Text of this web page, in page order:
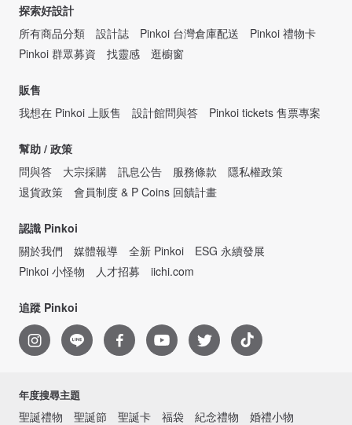
探索好設計
所有商品分類
設計誌 Pinkoi 台灣倉庫配送
Pinkoi 禮物卡
Pinkoi 群眾募資
找靈感 逛櫥窗
販售
我想在 Pinkoi 上販售
設計館問與答 Pinkoi tickets 售票專案
幫助 / 政策
問與答
大宗採購 訊息公告 服務條款
隱私權政策
退貨政策
會員制度 & P Coins 回饋計畫
認識 Pinkoi
關於我們
媒體報導 全新 Pinkoi
ESG 永續發展
Pinkoi 小怪物
人才招募 iichi.com
追蹤 Pinkoi
年度搜尋主題
聖誕禮物 聖誕節 聖誕卡 福袋 紀念禮物
婚禮小物